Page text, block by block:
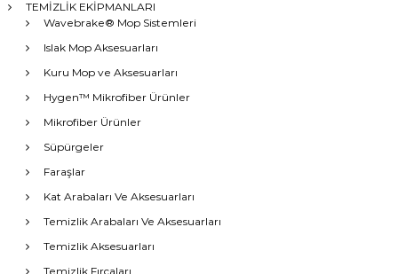
TEMİZLİK EKİPMANLARI
Wavebrake® Mop Sistemleri
Islak Mop Aksesuarları
Kuru Mop ve Aksesuarları
Hygen™ Mikrofiber Ürünler
Mikrofiber Ürünler
Süpürgeler
Faraşlar
Kat Arabaları Ve Aksesuarları
Temizlik Arabaları Ve Aksesuarları
Temizlik Aksesuarları
Temizlik Fırçaları